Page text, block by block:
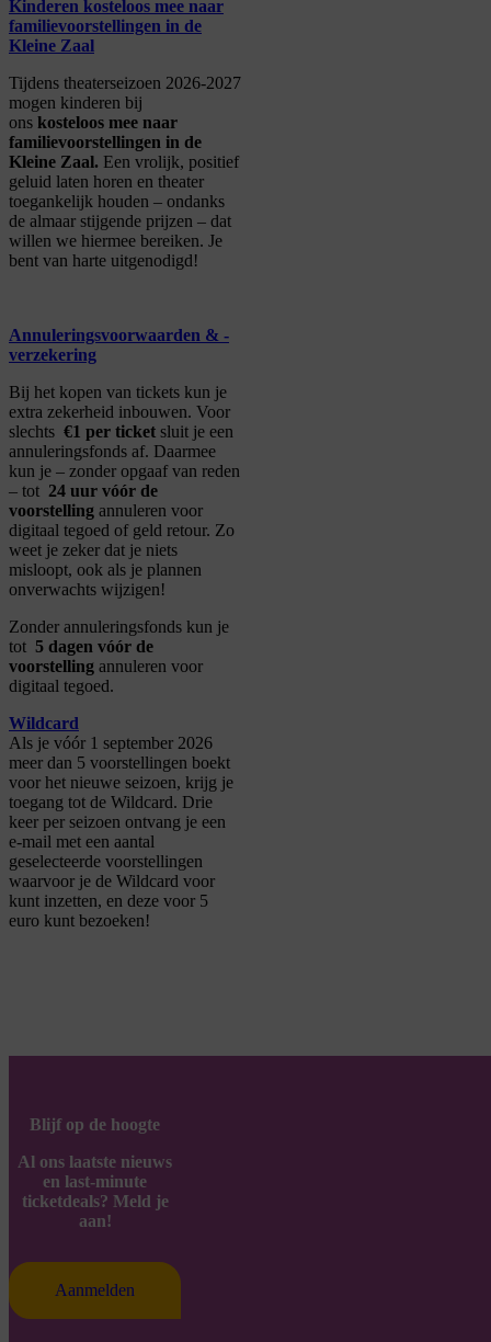
Kinderen kosteloos mee naar
familievoorstellingen in de
Kleine Zaal
Tijdens theaterseizoen 2026-2027
mogen kinderen bij
ons kosteloos mee naar
familievoorstellingen in de
Kleine Zaal. Een vrolijk, positief
geluid laten horen en theater
toegankelijk houden – ondanks
de almaar stijgende prijzen – dat
willen we hiermee bereiken. Je
bent van harte uitgenodigd!
Annuleringsvoorwaarden & -
verzekering
Bij het kopen van tickets kun je
extra zekerheid inbouwen. Voor
slechts €1 per ticket sluit je een
annuleringsfonds af. Daarmee
kun je – zonder opgaaf van reden
– tot 24 uur vóór de
voorstelling annuleren voor
digitaal tegoed of geld retour. Zo
weet je zeker dat je niets
misloopt, ook als je plannen
onverwachts wijzigen!
Zonder annuleringsfonds kun je
tot 5 dagen vóór de
voorstelling annuleren voor
digitaal tegoed.
Wildcard
Als je vóór 1 september 2026
meer dan 5 voorstellingen boekt
voor het nieuwe seizoen, krijg je
toegang tot de Wildcard. Drie
keer per seizoen ontvang je een
e-mail met een aantal
geselecteerde voorstellingen
waarvoor je de Wildcard voor
kunt inzetten, en deze voor 5
euro kunt bezoeken!
Blijf op de hoogte
Al ons laatste nieuws
en last-minute
ticketdeals? Meld je
aan!
Aanmelden